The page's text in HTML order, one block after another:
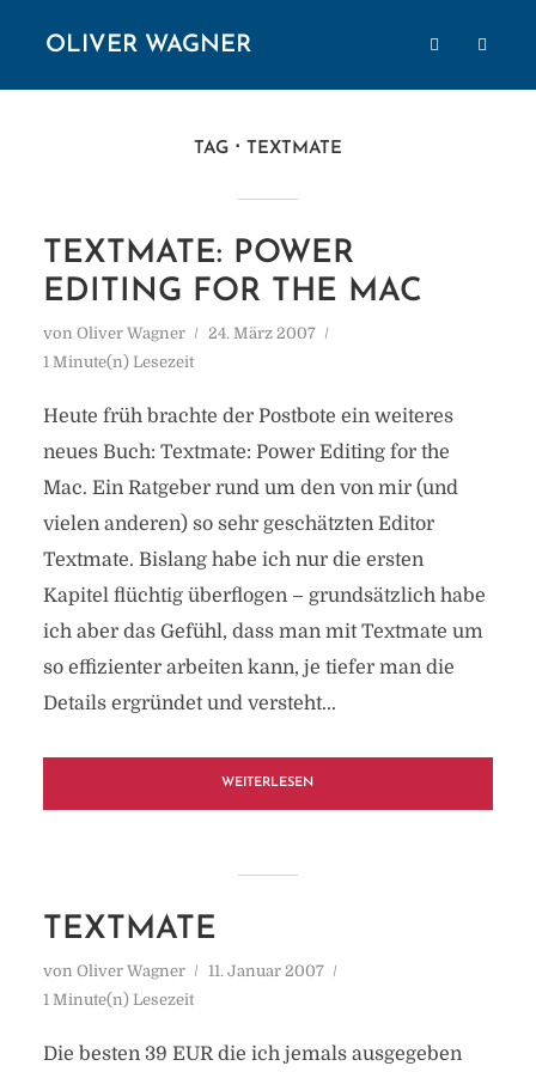
OLIVER WAGNER
TAG TEXTMATE
TEXTMATE: POWER
EDITING FOR THE MAC
von Oliver Wagner
24. März 2007
1 Minute(n) Lesezeit
Heute früh brachte der Postbote ein weiteres
neues Buch: Textmate: Power Editing for the
Mac. Ein Ratgeber rund um den von mir (und
vielen anderen) so sehr geschätzten Editor
Textmate. Bislang habe ich nur die ersten
Kapitel flüchtig überflogen – grundsätzlich habe
ich aber das Gefühl, dass man mit Textmate um
so effizienter arbeiten kann, je tiefer man die
Details ergründet und versteht...
WEITERLESEN
TEXTMATE
von Oliver Wagner
11. Januar 2007
1 Minute(n) Lesezeit
Die besten 39 EUR die ich jemals ausgegeben